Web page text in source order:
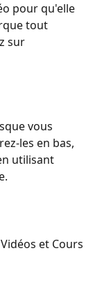
pour qu'elle
tout
sur
vous
les en bas,
utilisant
et Cours